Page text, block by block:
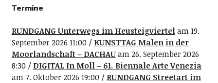
Termine
RUNDGANG Unterwegs im Heusteigviertelam 19.
September 2026 11:00
KUNSTTAG Malen in der
Moorlandschaft – DACHAUam 26. September 2026
8:30
DIGITAL In Moll – 61. Biennale Arte Venezia
am 7. Oktober 2026 19:00
RUNDGANG Streetart im